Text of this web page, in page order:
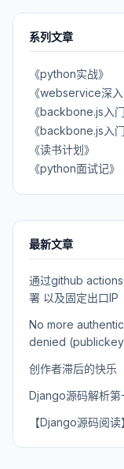
系列文章
《python实战》
《webservice深入
《backbone.js入
《backbone.js入
《读书计划》
《python面试记》
最新文章
通过github
署 以及固定出口IP
No more
denied
创作者滞后的快乐
Django源码解析第
【Django源码阅